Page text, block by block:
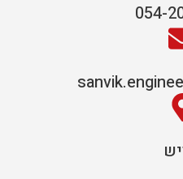
054-